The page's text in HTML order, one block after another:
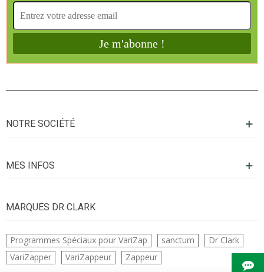
NOTRE SOCIÉTÉ
MES INFOS
MARQUES DR CLARK
Programmes Spéciaux pour VariZap sanctum
Dr Clark
VariZapper
VariZappeur Zappeur